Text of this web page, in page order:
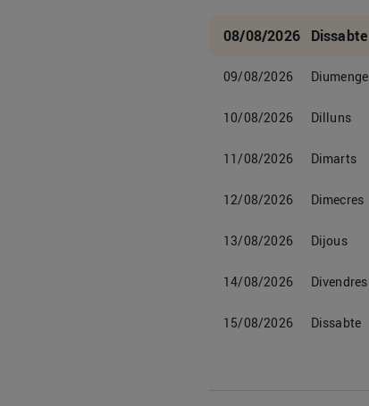
08/08/2026 Dissabte
09/08/2026 Diumenge
10/08/2026 Dilluns
11/08/2026 Dimarts
12/08/2026 Dimecres
13/08/2026 Dijous
14/08/2026 Divendres
15/08/2026 Dissabte